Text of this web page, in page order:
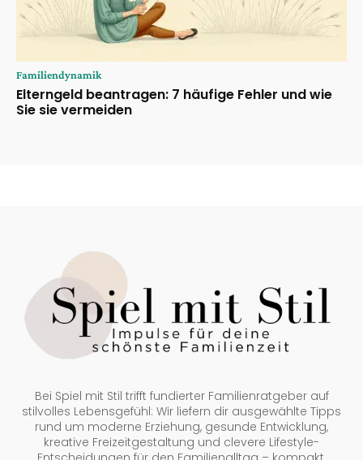
Familiendynamik
Elterngeld beantragen: 7 häufige Fehler und wie
Sie sie vermeiden
Bei Spiel mit Stil trifft fundierter Familienratgeber auf
stilvolles Lebensgefühl: Wir liefern dir ausgewählte Tipps
rund um moderne Erziehung, gesunde Entwicklung,
kreative Freizeitgestaltung und clevere Lifestyle-